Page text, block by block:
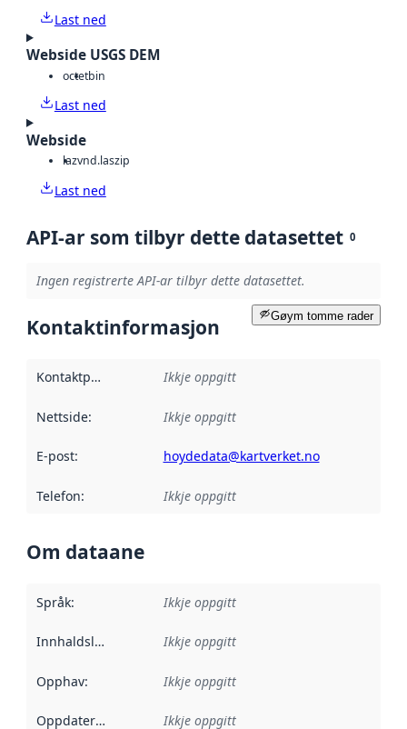
Last ned
Webside USGS DEM
octetbin
Last ned
Webside
lazvnd.laszip
Last ned
API-ar som tilbyr dette datasettet 0
Ingen registrerte API-ar tilbyr dette datasettet.
Gøym tomme rader
Kontaktinformasjon
Kontaktpunkt Ikkje oppgitt
Nettside: Ikkje oppgitt
E-post: hoydedata@kartverket.no
Telefon: Ikkje oppgitt
Om dataane
Språk: Ikkje oppgitt
Innhaldsleverandørar :
Ikkje oppgitt
Opphav: Ikkje oppgitt
Oppdateringsfrekvens :
Ikkje oppgitt